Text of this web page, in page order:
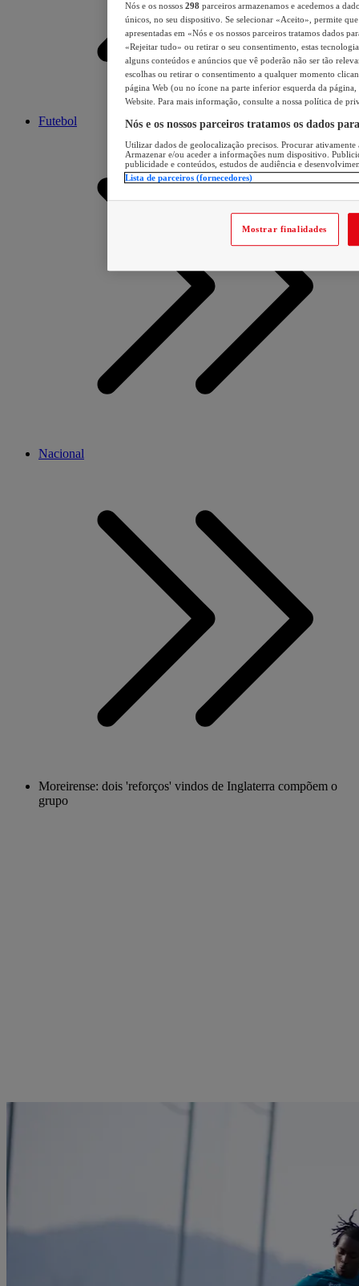
Futebol
Nacional
Moreirense: dois 'reforços' vindos de Inglaterra compõem o
grupo
Nós e os nossos 298 parceiros armazenamos e acedemos a
únicos, no seu dispositivo. Se selecionar «Aceito», permite
apresentadas em «Nós e os nossos parceiros tratamos dados
«Rejeitar tudo» ou retirar o seu consentimento, estas
alguns conteúdos e anúncios que vê poderão não ser tão
escolhas ou retirar o consentimento a qualquer momento
página Web (ou no ícone na parte inferior esquerda da página,
Website. Para mais informação, consulte a nossa política de
Nós e os nossos parceiros tratamos os dados
Utilizar dados de geolocalização precisos. Procurar
Armazenar e/ou aceder a informações num dispositivo.
publicidade e conteúdos, estudos de audiência e
Lista de parceiros (fornecedores)
Mostrar finalidades